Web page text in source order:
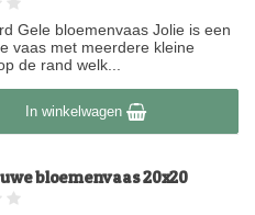
Gele bloemenvaas Jolie is een
vaas met meerdere kleine
de rand welk...
In winkelwagen
bloemenvaas 20x20